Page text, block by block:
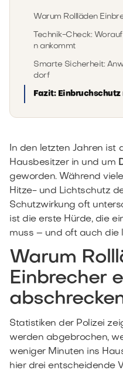
Warum Rollläden
Technik-Check:
n ankommt
Smarte Sicherheit:
dorf
Fazit:
In den letzten Jahren ist
Hausbesitzer in und um
geworden. Während
Hitze- und Lichtschutz
Schutzwirkung oft
ist die erste Hürde, die
muss – und oft auch die
Warum
Einbrecher
Statistiken der Polizei
werden abgebrochen,
weniger Minuten ins
hier drei entscheidende